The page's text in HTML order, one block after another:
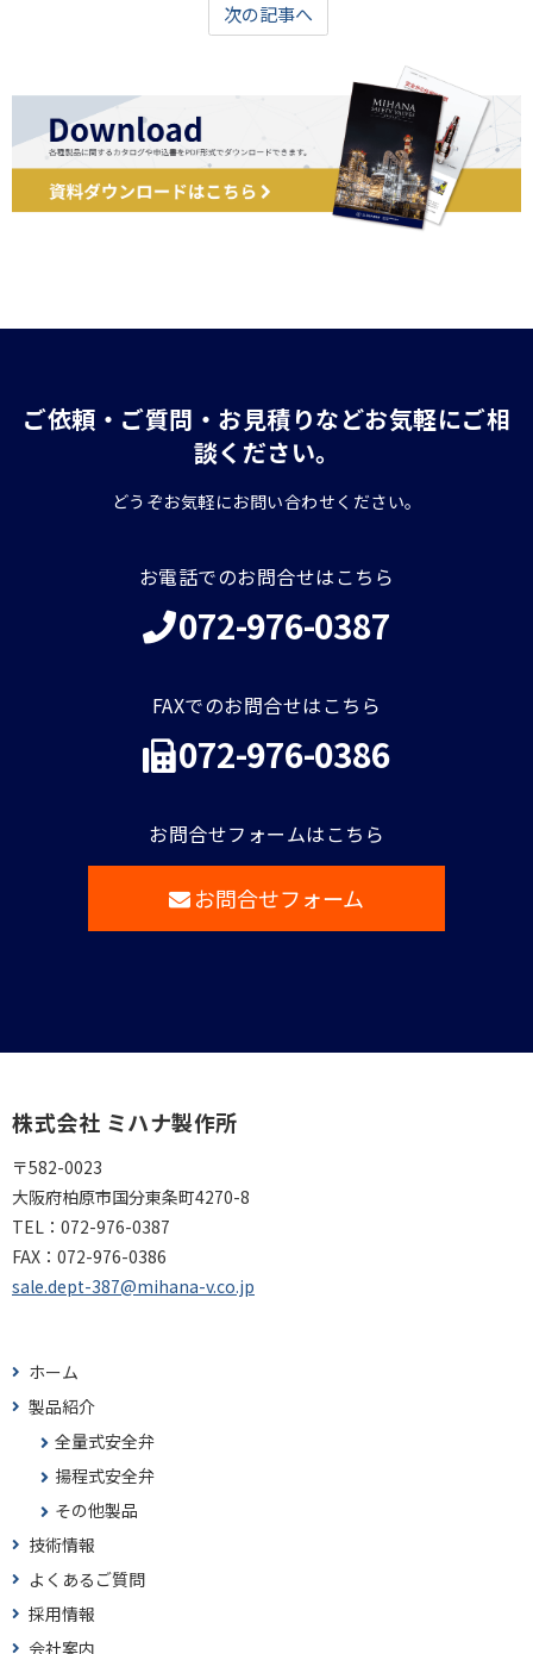
次の記事へ
ご依頼・ご質問・お見積りなどお気軽にご相
談ください。
どうぞお気軽にお問い合わせください。
お電話でのお問合せはこちら
072-976-0387
FAXでのお問合せはこちら
072-976-0386
お問合せフォームはこちら
お問合せフォーム
株式会社 ミハナ製作所
〒582-0023
大阪府柏原市国分東条町4270-8
TEL： 072-976-0387
FAX： 072-976-0386
sale.dept-387@mihana-v.co.jp
ホーム
製品紹介
全量式安全弁
揚程式安全弁
その他製品
技術情報
よくあるご質問
採用情報
会社案内